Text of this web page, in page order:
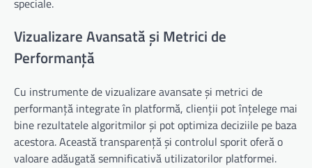
Vizualizare Avansată și Metrici de
Performanță
Cu instrumente de vizualizare avansate și metrici de
performanță integrate în platformă, clienții pot înțelege mai
bine rezultatele algoritmilor și pot optimiza deciziile pe baza
acestora. Această transparență și controlul sporit oferă o
valoare adăugată semnificativă utilizatorilor platformei.